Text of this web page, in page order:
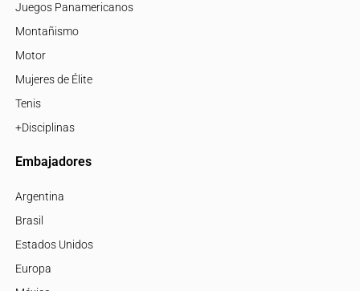
Juegos Panamericanos
Montañismo
Motor
Mujeres de Élite
Tenis
+Disciplinas
Embajadores
Argentina
Brasil
Estados Unidos
Europa